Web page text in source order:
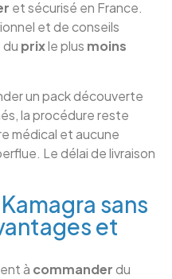
et sécurisé en France.
et de conseils
prixle plus moins
un pack découverte
la procédure reste
médical et aucune
Le délai de livraison
sans
et
à commanderdu